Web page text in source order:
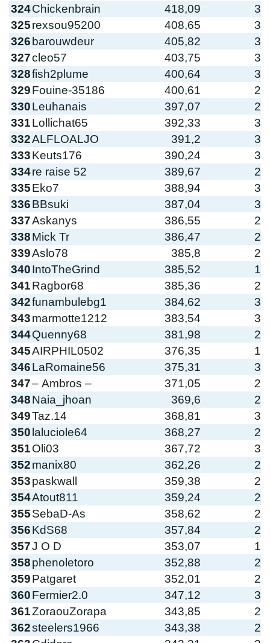
324Chickenbrain 418,09
3
325rexsou95200 408,65
3
326barouwdeur 405,82
3
327cleo57 403,75
3
328fish2plume 400,64
3
329Fouine-35186 400,61
2
330Leuhanais 397,07
2
331Lollichat65 392,33
3
332ALFLOALJO 391,2
3
333Keuts176 390,24
3
334re raise 52 389,67
2
335Eko7 388,94
3
336BBsuki 387,04
3
337Askanys 386,55
2
338Mick Tr 386,47
2
339Aslo78 385,8
2
340IntoTheGrind 385,52
1
341Ragbor68 385,36
2
342funambulebg1 384,62
3
343marmotte1212 383,54
3
344Quenny68 381,98
2
345AIRPHIL0502 376,35
1
346LaRomaine56 375,31
3
347– Ambros – 371,05
2
348Naia_jhoan 369,6
2
349Taz.14 368,81
3
350laluciole64 368,27
2
351Oli03 367,72
3
352manix80 362,26
2
353paskwall 359,38
2
354Atout811 359,24
2
355SebaD-As 358,62
2
356KdS68 357,84
2
357J O D 353,07
1
358phenoletoro 352,88
2
359Patgaret 352,01
2
360Fermier2.0 347,12
3
361ZoraouZorapa 343,85
2
362steelers1966 343,38
2